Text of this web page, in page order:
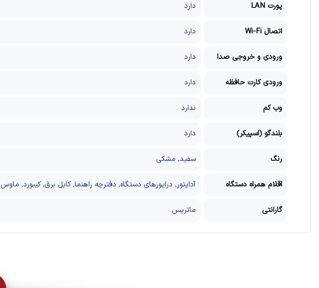
پورت LAN دارد
اتصال Wi-Fi دارد
ورودی و خروجی صدا دارد
ورودی کارت حافظه دارد
وب کم ندارد
بلندگو (اسپیکر) دارد
رنگ سفید, مشکی
اقلام همراه دستگاه آداپتور, درایورهای دستگاه, دفترچه راهنما, کابل برق, کیبورد, ماوس
گارانتی ماتریس